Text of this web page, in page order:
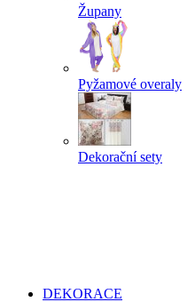
Župany
Pyžamové overaly
Dekorační sety
DEKORACE